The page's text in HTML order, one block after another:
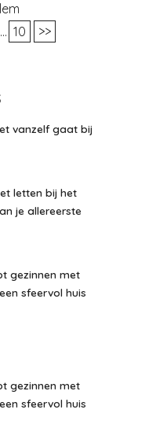
... 10 >>
vanzelf gaat bij
letten bij het
je allereerste
gezinnen met
sfeervol huis
gezinnen met
sfeervol huis